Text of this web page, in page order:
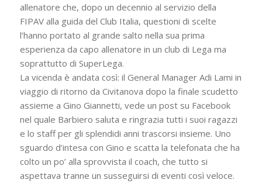
allenatore che, dopo un decennio al servizio della
FIPAV alla guida del Club Italia, questioni di scelte
l’hanno portato al grande salto nella sua prima
esperienza da capo allenatore in un club di Lega ma
soprattutto di SuperLega.
La vicenda è andata così: il General Manager Adi Lami in
viaggio di ritorno da Civitanova dopo la finale scudetto
assieme a Gino Giannetti, vede un post su Facebook
nel quale Barbiero saluta e ringrazia tutti i suoi ragazzi
e lo staff per gli splendidi anni trascorsi insieme. Uno
sguardo d’intesa con Gino e scatta la telefonata che ha
colto un po’ alla sprovvista il coach, che tutto si
aspettava tranne un susseguirsi di eventi così veloce.